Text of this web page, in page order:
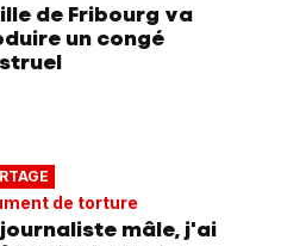
de Fribourg va
un congé
de torture
journaliste mâle, j'ai